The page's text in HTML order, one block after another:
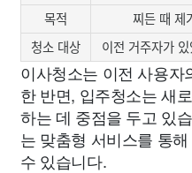
목적
찌든 때 제
청소 대상
이전 거주자가
이사청소는 이전 사용자
한 반면, 입주청소는 새
하는 데 중점을 두고 있
는 맞춤형 서비스를 통
수 있습니다.